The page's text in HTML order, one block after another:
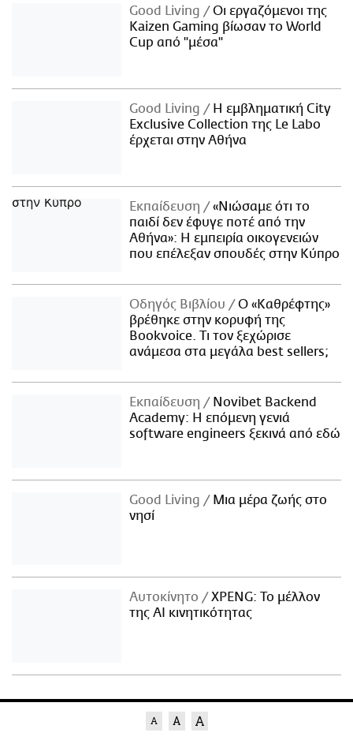
Good Living
Οι εργαζόμενοι της
Kaizen Gaming βίωσαν το World
Cup από "μέσα"
Good Living
Η εμβληματική City
Exclusive Collection της Le Labo
έρχεται στην Αθήνα
Εκπαίδευση
«Νιώσαμε ότι το
παιδί δεν έφυγε ποτέ από την
Αθήνα»: Η εμπειρία οικογενειών
που επέλεξαν σπουδές στην Κύπρο
Οδηγός Βιβλίου
Ο «Καθρέφτης»
βρέθηκε στην κορυφή της
Bookvoice. Τι τον ξεχώρισε
ανάμεσα στα μεγάλα best sellers;
Εκπαίδευση
Novibet Backend
Academy: Η επόμενη γενιά
software engineers ξεκινά από εδώ
Good Living
Μια μέρα ζωής στο
νησί
Αυτοκίνητο
XPENG: Το μέλλον
της AI κινητικότητας